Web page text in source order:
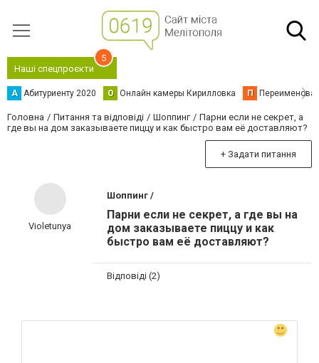
Наші спецпроєкти
5
А Абитуриенту 2020 О Онлайн камеры Кирилловка П
Головна Питання та відповіді Шоппинг
Парни если не секрет, а
где вы на дом заказываете пиццу и как быстро вам её доставляют?
+ Задати питання
Violetunya
Шоппинг /
Парни если не секрет, а где вы на
дом заказываете пиццу и как
быстро вам её доставляют?
Відповіді (2)